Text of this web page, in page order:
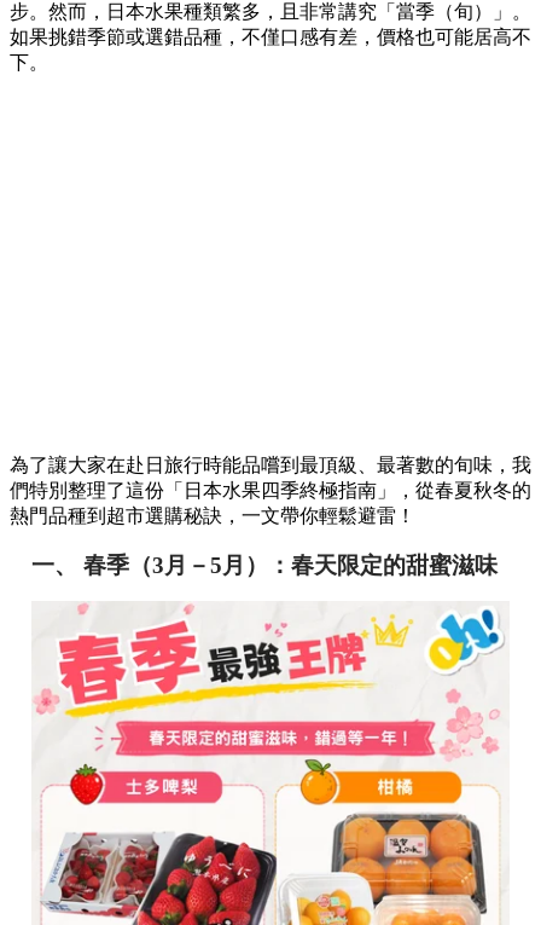
步。然而，日本水果種類繁多，且非常講究「當季（旬）」。
如果挑錯季節或選錯品種，不僅口感有差，價格也可能居高不
下。
為了讓大家在赴日旅行時能品嚐到最頂級、最著數的旬味，我
們特別整理了這份「日本水果四季終極指南」，從春夏秋冬的
熱門品種到超市選購秘訣，一文帶你輕鬆避雷！
一、 春季（3月－5月）：春天限定的甜蜜滋味